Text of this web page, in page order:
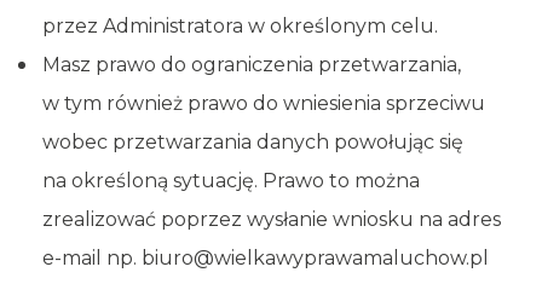
przez Administratora w określonym celu.
Masz prawo do ograniczenia przetwarzania,
w tym również prawo do wniesienia sprzeciwu
wobec przetwarzania danych powołując się
na określoną sytuację. Prawo to można
zrealizować poprzez wysłanie wniosku na adres
e-mail np. biuro@wielkawyprawamaluchow.pl